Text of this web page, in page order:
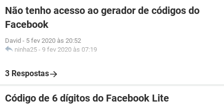
Não tenho acesso ao gerador de códigos do
Facebook
David - 5 fev 2020 às 20:52
ninha25 - 9 fev 2020 às 07:19
3 Respostas
Código de 6 dígitos do Facebook Lite